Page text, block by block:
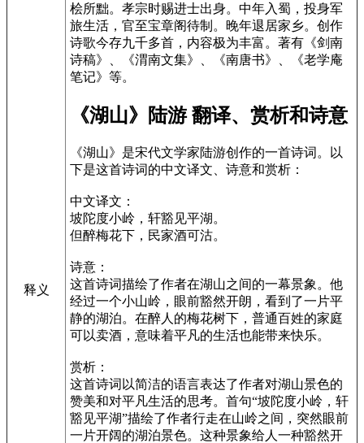
释义
桧所黜。孝宗时赐进士出身。中年入蜀，投身军
旅生活，官至宝章阁待制。晚年退居家乡。创作
诗歌今存九千多首，内容极为丰富。著有《剑南
诗稿》、《渭南文集》、《南唐书》、《老学庵
笔记》等。
《湖山》陆游 翻译、赏析和诗意
《湖山》是宋代文学家陆游创作的一首诗词。以
下是这首诗词的中文译文、诗意和赏析：
中文译文：
坡陀度小岭，轩豁见平湖。
但醉梅花下，民家酒可沽。
诗意：
这首诗词描绘了作者在湖山之间的一幕景象。他
经过一个小山岭，眼前豁然开朗，看到了一片平
静的湖泊。在醉人的梅花树下，普通百姓的家庭
可以卖酒，意味着平凡的生活也能带来快乐。
赏析：
这首诗词以简洁的语言表达了作者对湖山景色的
赞美和对平凡生活的思考。首句“坡陀度小岭，轩
豁见平湖”描绘了作者行走在山岭之间，突然眼前
一片开阔的湖泊景色。这种景象给人一种豁然开